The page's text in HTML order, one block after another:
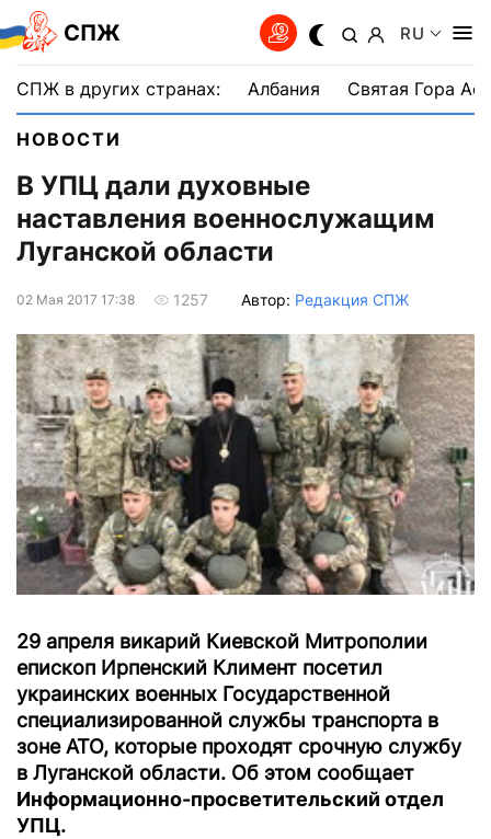
СПЖ RU
СПЖ в других странах: Албания Святая Гора
НОВОСТИ
В УПЦ дали духовные
наставления военнослужащим
Луганской области
02 Мая 2017 17:38 1257 Автор: Редакция СПЖ
29 апреля викарий Киевской Митрополии
епископ Ирпенский Климент посетил
украинских военных Государственной
специализированной службы транспорта в
зоне АТО, которые проходят срочную службу
в Луганской области. Об этом сообщает
Информационно-просветительский отдел
УПЦ.